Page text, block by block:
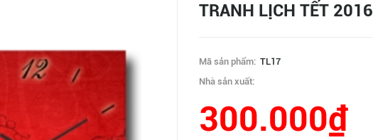
TRANH LỊCH TẾT 2016
Mã sản phẩm: TL17
Nhà sản xuất:
300.000₫